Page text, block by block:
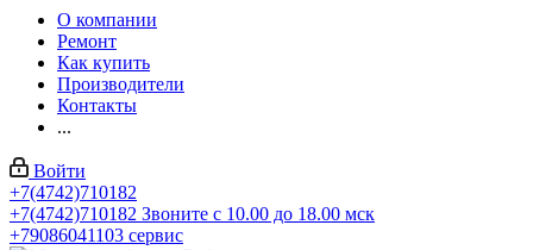
О компании
Ремонт
Как купить
Производители
Контакты
...
Войти
+7(4742)710182
+7(4742)710182 Звоните с 10.00 до 18.00 мск
+79086041103 сервис